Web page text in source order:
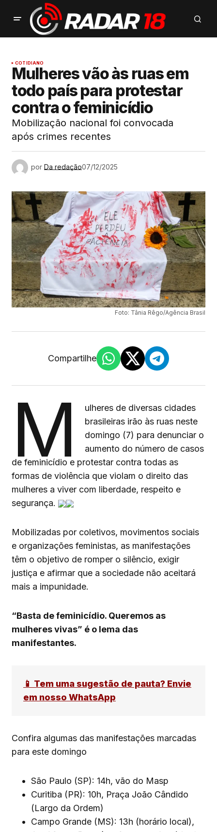
COTIDIANO
Mulheres vão às ruas em
todo país para protestar
contra o feminicídio
Mobilização nacional foi convocada
após crimes recentes
por Da redação07/12/2025
Foto: Tânia Rêgo/Agência Brasil
Compartilhe
M
ulheres de diversas cidades
brasileiras irão às ruas neste
domingo (7) para denunciar o
aumento do número de casos
de feminicídio e protestar contra todas as
formas de violência que violam o direito das
mulheres a viver com liberdade, respeito e
segurança.
Mobilizadas por coletivos, movimentos sociais
e organizações feministas, as manifestações
têm o objetivo de romper o silêncio, exigir
justiça e afirmar que a sociedade não aceitará
mais a impunidade.
“Basta de feminicídio. Queremos as
mulheres vivas” é o lema das
manifestantes.
📱 Tem uma sugestão de pauta? Envie
em nosso WhatsApp
Confira algumas das manifestações marcadas
para este domingo
São Paulo (SP): 14h, vão do Masp
Curitiba (PR): 10h, Praça João Cândido
(Largo da Ordem)
Campo Grande (MS): 13h (horário local),